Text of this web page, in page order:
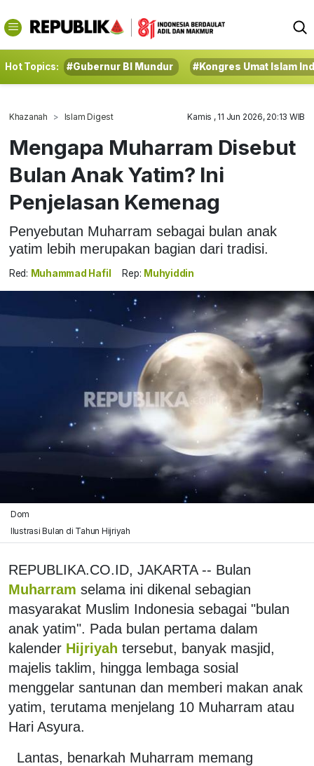
Hot Topics: #Gubernur BI Mundur #Kongres Umat Islam
Khazanah Islam Digest Kamis , 11 Jun 2026, 20:13 WIB
Mengapa Muharram Disebut
Bulan Anak Yatim? Ini
Penjelasan Kemenag
Penyebutan Muharram sebagai bulan anak
yatim lebih merupakan bagian dari tradisi.
Red: Muhammad Hafil Rep: Muhyiddin
Dom
Ilustrasi Bulan di Tahun Hijriyah
REPUBLIKA.CO.ID, JAKARTA -- Bulan
Muharram selama ini dikenal sebagian
masyarakat Muslim Indonesia sebagai "bulan
anak yatim". Pada bulan pertama dalam
kalender Hijriyah tersebut, banyak masjid,
majelis taklim, hingga lembaga sosial
menggelar santunan dan memberi makan anak
yatim, terutama menjelang 10 Muharram atau
Hari Asyura.
Lantas, benarkah Muharram memang